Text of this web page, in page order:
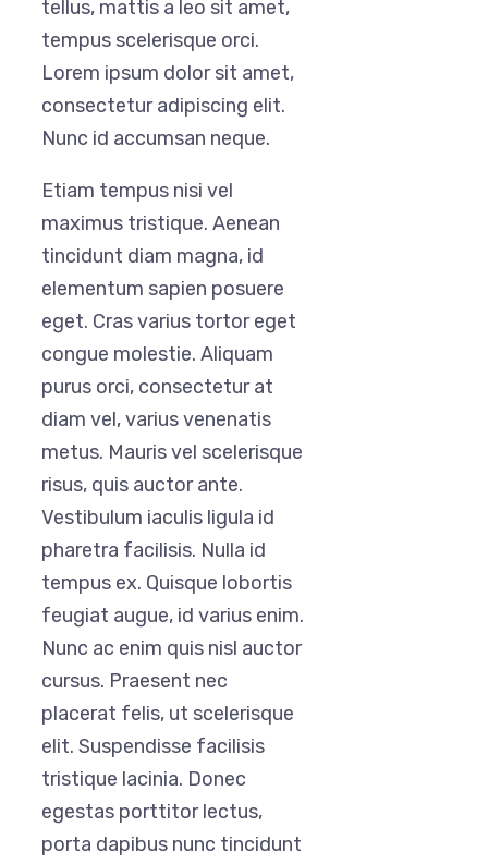
tellus, mattis a leo sit amet,
tempus scelerisque orci.
Lorem ipsum dolor sit amet,
consectetur adipiscing elit.
Nunc id accumsan neque.
Etiam tempus nisi vel
maximus tristique. Aenean
tincidunt diam magna, id
elementum sapien posuere
eget. Cras varius tortor eget
congue molestie. Aliquam
purus orci, consectetur at
diam vel, varius venenatis
metus. Mauris vel scelerisque
risus, quis auctor ante.
Vestibulum iaculis ligula id
pharetra facilisis. Nulla id
tempus ex. Quisque lobortis
feugiat augue, id varius enim.
Nunc ac enim quis nisl auctor
cursus. Praesent nec
placerat felis, ut scelerisque
elit. Suspendisse facilisis
tristique lacinia. Donec
egestas porttitor lectus,
porta dapibus nunc tincidunt